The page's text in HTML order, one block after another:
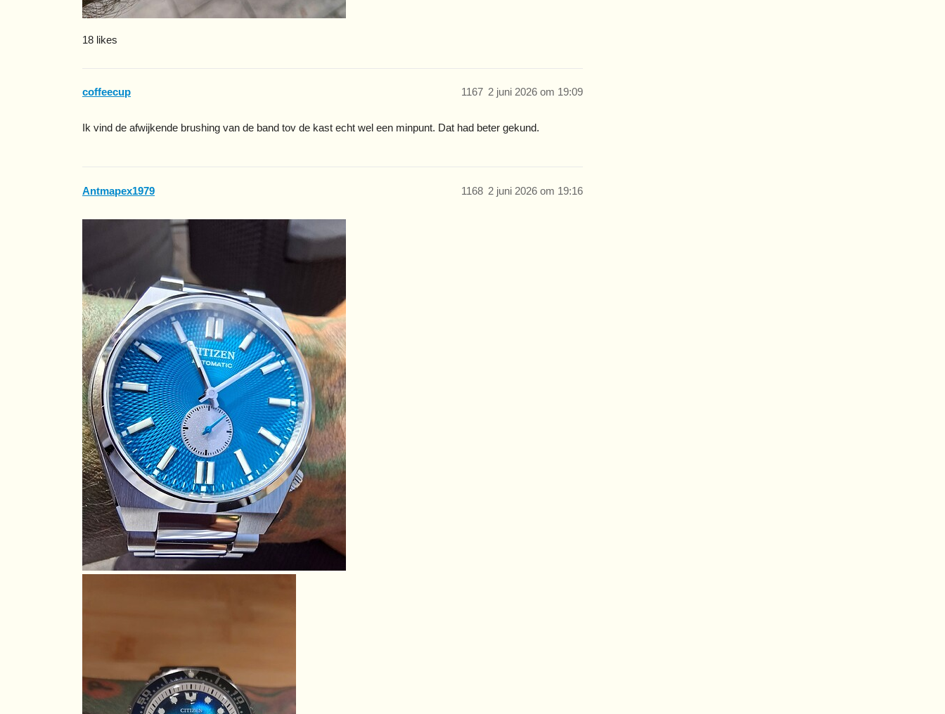
18 likes
coffeecup 2 juni 2026 om 19:09
1167
Ik vind de afwijkende brushing van de band tov de kast echt wel een minpunt. Dat had beter gekund.
Antmapex1979 2 juni 2026 om 19:16
1168